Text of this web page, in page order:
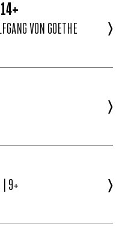
VON GOETHE
>
>
| 9+
>